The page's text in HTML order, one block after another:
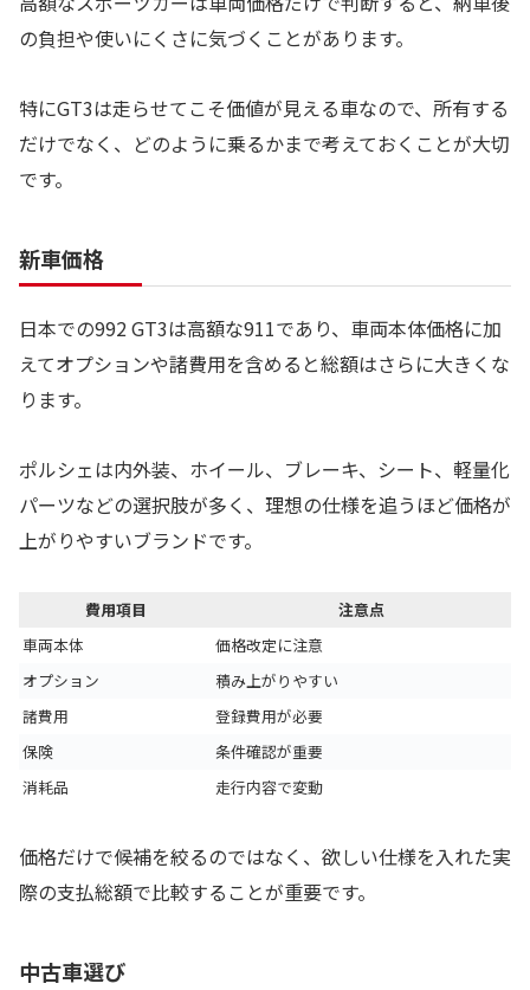
の負担や使いにくさに気づくことがあります。
特にGT3は走らせてこそ価値が見える車なので、所有する
だけでなく、どのように乗るかまで考えておくことが大切
です。
新車価格
日本での992 GT3は高額な911であり、車両本体価格に加
えてオプションや諸費用を含めると総額はさらに大きくな
ります。
ポルシェは内外装、ホイール、ブレーキ、シート、軽量化
パーツなどの選択肢が多く、理想の仕様を追うほど価格が
上がりやすいブランドです。
費用項目
注意点
車両本体
価格改定に注意
オプション
積み上がりやすい
諸費用
登録費用が必要
保険
条件確認が重要
消耗品
走行内容で変動
価格だけで候補を絞るのではなく、欲しい仕様を入れた実
際の支払総額で比較することが重要です。
中古車選び